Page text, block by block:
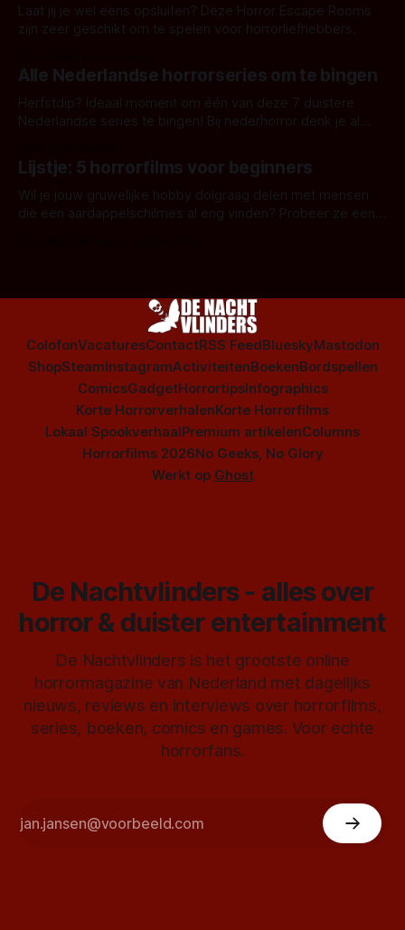
Laat jij je wel eens opsluiten? Deze Horror Escape Rooms
zijn zeer geschikt om te spelen voor horrorliefhebbers.
Alle Nederlandse horrorseries om te bingen
Herfstdip? Ideaal moment om één van deze 7 duistere
Nederlandse series te bingen! Bij nederhorror denk je al
Amsterdamned of The Johnsons. Maar Nederlandse horror
is niet beperkt tot films. Hier een aantal Nederlandse tv-
series uit het duistere of horrorgenre. Als
Lijstje: 5 horrorfilms voor beginners
Wil je jouw gruwelijke hobby dolgraag delen met mensen
die een aardappelschilmes al eng vinden? Probeer ze eens
ColofonVacaturesContactRSS FeedBlueskyMastodon
ShopSteamInstagramActiviteitenBoekenBordspellen
ComicsGadgetHorrortipsInfographics
Korte HorrorverhalenKorte Horrorfilms
Lokaal SpookverhaalPremium artikelenColumns
Horrorfilms 2026No Geeks, No Glory
Werkt op Ghost
De Nachtvlinders - alles over
horror & duister entertainment
De Nachtvlinders is het grootste online
horrormagazine van Nederland met dagelijks
nieuws, reviews en interviews over horrorfilms,
series, boeken, comics en games. Voor echte
horrorfans.